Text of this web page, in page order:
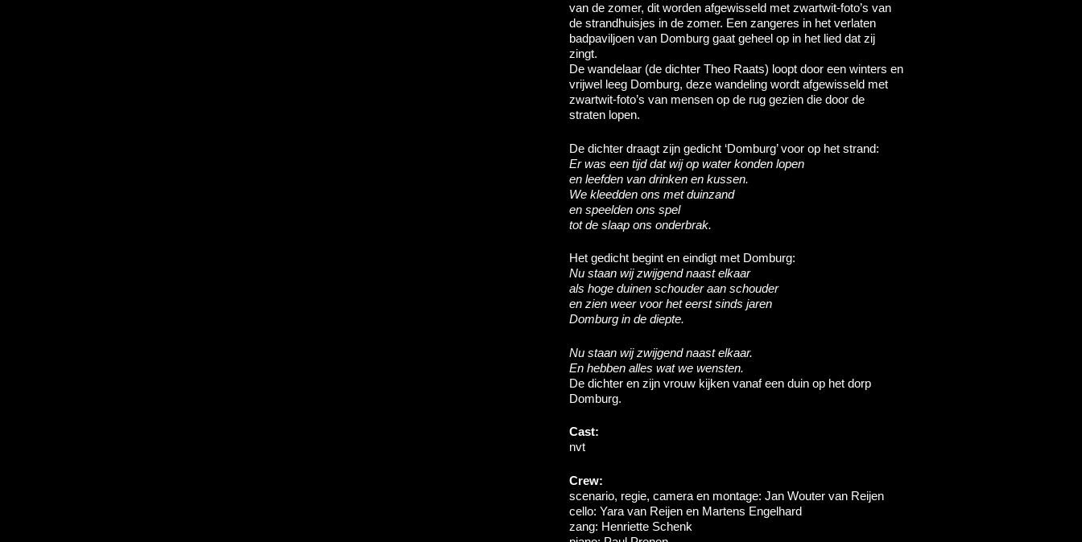
van de zomer, dit worden afgewisseld met zwartwit-foto’s van
de strandhuisjes in de zomer. Een zangeres in het verlaten
badpaviljoen van Domburg gaat geheel op in het lied dat zij
zingt.
De wandelaar (de dichter Theo Raats) loopt door een winters en
vrijwel leeg Domburg, deze wandeling wordt afgewisseld met
zwartwit-foto’s van mensen op de rug gezien die door de
straten lopen.
De dichter draagt zijn gedicht ‘Domburg’ voor op het strand:
Er was een tijd dat wij op water konden lopen
en leefden van drinken en kussen.
We kleedden ons met duinzand
en speelden ons spel
tot de slaap ons onderbrak.
Het gedicht begint en eindigt met Domburg:
Nu staan wij zwijgend naast elkaar
als hoge duinen schouder aan schouder
en zien weer voor het eerst sinds jaren
Domburg in de diepte.
Nu staan wij zwijgend naast elkaar.
En hebben alles wat we wensten.
De dichter en zijn vrouw kijken vanaf een duin op het dorp
Domburg.
Cast:
nvt
Crew:
scenario, regie, camera en montage: Jan Wouter van Reijen
cello: Yara van Reijen en Martens Engelhard
zang: Henriette Schenk